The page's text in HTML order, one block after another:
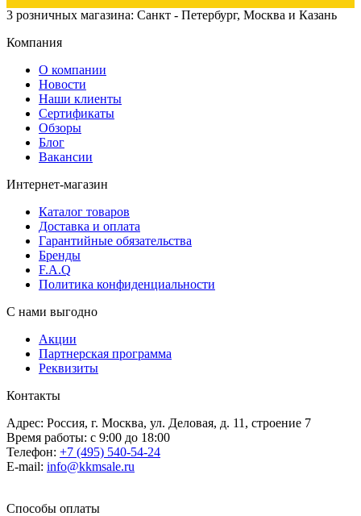
3 розничных магазина: Санкт - Петербург, Москва и Казань
Компания
О компании
Новости
Наши клиенты
Сертификаты
Обзоры
Блог
Вакансии
Интернет-магазин
Каталог товаров
Доставка и оплата
Гарантийные обязательства
Бренды
F.A.Q
Политика конфиденциальности
С нами выгодно
Акции
Партнерская программа
Реквизиты
Контакты
Адрес: Россия, г. Москва, ул. Деловая, д. 11, строение 7
Время работы: с 9:00 до 18:00
Телефон: +7 (495) 540-54-24
E-mail: info@kkmsale.ru
Способы оплаты